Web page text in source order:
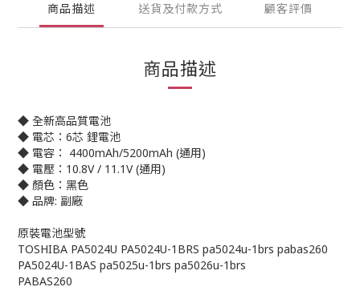
商品描述 送貨及付款方式 顧客評價
商品描述
◆ 全新高品質電池
◆ 電芯：6芯 鋰電池
◆ 電容： 4400mAh/5200mAh (通用)
◆ 電壓：10.8V / 11.1V (通用)
◆ 顏色：黑色
◆ 品牌: 副廠
原裝電池型號
TOSHIBA PA5024U PA5024U-1BRS pa5024u-1brs pabas260
PA5024U-1BAS pa5025u-1brs pa5026u-1brs
PABAS260